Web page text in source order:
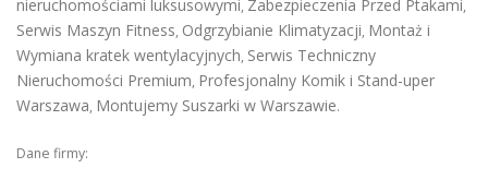
nieruchomościami luksusowymi, Zabezpieczenia Przed Ptakami,
Serwis Maszyn Fitness, Odgrzybianie Klimatyzacji, Montaż i
Wymiana kratek wentylacyjnych, Serwis Techniczny
Nieruchomości Premium, Profesjonalny Komik i Stand-uper
Warszawa, Montujemy Suszarki w Warszawie.
Dane firmy: